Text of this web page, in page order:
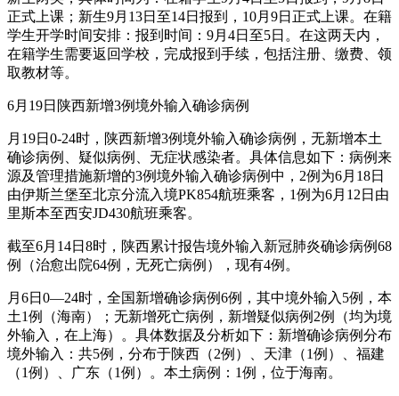
正式上课；新生9月13日至14日报到，10月9日正式上课。在籍
学生开学时间安排：报到时间：9月4日至5日。在这两天内，
在籍学生需要返回学校，完成报到手续，包括注册、缴费、领
取教材等。
6月19日陕西新增3例境外输入确诊病例
月19日0-24时，陕西新增3例境外输入确诊病例，无新增本土
确诊病例、疑似病例、无症状感染者。具体信息如下：病例来
源及管理措施新增的3例境外输入确诊病例中，2例为6月18日
由伊斯兰堡至北京分流入境PK854航班乘客，1例为6月12日由
里斯本至西安JD430航班乘客。
截至6月14日8时，陕西累计报告境外输入新冠肺炎确诊病例68
例（治愈出院64例，无死亡病例），现有4例。
月6日0—24时，全国新增确诊病例6例，其中境外输入5例，本
土1例（海南）；无新增死亡病例，新增疑似病例2例（均为境
外输入，在上海）。具体数据及分析如下：新增确诊病例分布
境外输入：共5例，分布于陕西（2例）、天津（1例）、福建
（1例）、广东（1例）。本土病例：1例，位于海南。